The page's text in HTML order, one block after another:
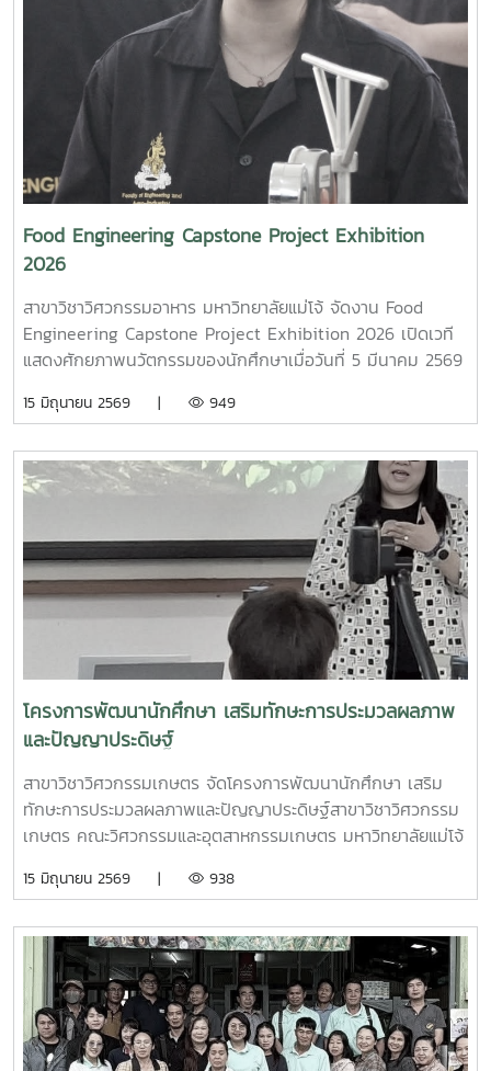
Food Engineering Capstone Project Exhibition
2026
สาขาวิชาวิศวกรรมอาหาร มหาวิทยาลัยแม่โจ้ จัดงาน Food
Engineering Capstone Project Exhibition 2026 เปิดเวที
แสดงศักยภาพนวัตกรรมของนักศึกษาเมื่อวันที่ 5 มีนาคม 2569
มหาวิทยาลัยแม่โจ้ ได้จัดกิจกรรม Food Engineering
อาคารวิศวกรรม เพื่อเปิดเวทีให้นักศึกษาได้นำเสนอผลงานโครง
งานด้านวิศวกรรมอาหารในรูปแบบ นิทรรศการโปสเตอร์ การ
สาธิตต้นแบบนวัตกรรม (Prototype Demonstration) รวมถึง
การนำเสนอแนวคิดเชิงธุรกิจและการแข่งขัน Pitching ของ
นักศึกษาในการนี้ได้รับเกียรติจาก ผู้ช่วยศาสตราจารย์ ดร.นำพร
ปัญโญใหญ่ รองคณบดีฝ่ายวิจัย นวัตกรรม และบริการวิชาการ
คณะวิศวกรรมและอุตสาหกรรมเกษตร มหาวิทยาลัยแม่โจ้ เป็น
ประธานในพิธีเปิด พร้อมทั้งเยี่ยมชมบอร์ดนำเสนอผลงานของ
นักศึกษา ให้คำแนะนำและกำลังใจแก่ผู้เข้าร่วมกิจกรรมนอกจากนี้
ภายในงานยังได้รับเกียรติจากผู้ทรงคุณวุฒิจากภาคอุตสาหกรรม
เข้าร่วมเยี่ยมชมและเป็นคณะกรรมการตัดสินผลงาน ได้แก่ คุณ
กอบกิจ อิสรชีววัฒน์ ประธานหอการค้าจังหวัดเชียงใหม่ และ คุณ
วีระชัย ไชยมงค์ ผู้อำนวยการฝ่ายผลิต บริษัท เบียร์ไทย จำกัด
(มหาชน) ซึ่งได้ร่วมให้ข้อเสนอแนะและแลกเปลี่ยนมุมมองด้าน
อุตสาหกรรมอาหารกับนักศึกษาอย่างใกล้ชิดกิจกรรมดังกล่าว
มุ่งเน้นการบูรณาการองค์ความรู้ทางวิศวกรรมอาหารกับการ
ในภาคอุตสาหกรรม และส่งเสริมการสร้างสรรค์นวัตกรรมด้าน
อาหารในอนาคต โดยภายในงานยังมีการมอบ รางวัลผลงานดี
เด่น ให้แก่ทีมที่มีความโดดเด่นด้านแนวคิด การพัฒนา และ
การนำเสนอผลงาน เพื่อสร้างแรงบันดาลใจและต่อยอดการ
พัฒนานวัตกรรมของนักศึกษาต่อไป.ชมบรรยากาศเพิ่มเติมได้
15 มิถุนายน 2569 | 949
โครงการพัฒนานักศึกษา เสริมทักษะการประมวลผลภาพ
และปัญญาประดิษฐ์
สาขาวิชาวิศวกรรมเกษตร จัดโครงการพัฒนานักศึกษา เสริม
ทักษะการประมวลผลภาพและปัญญาประดิษฐ์สาขาวิชาวิศวกรรม
เกษตร คณะวิศวกรรมและอุตสาหกรรมเกษตร มหาวิทยาลัยแม่โจ้
2568 ภายใต้หัวข้อ “การประยุกต์การประมวลผลภาพและปัญญา
2569 ณ อาคารเรียนรวมและฝึกปฏิบัติทางวิศวกรรมเกษตร
มหาวิทยาลัยแม่โจ้ในการนี้ ได้รับเกียรติจาก ผู้ช่วยศาสตราจารย์
ดร. กาญจนา นาคประสม คณบดีคณะวิศวกรรมและอุตสาหกรรม
เกษตร เป็นประธานในพิธีเปิด พร้อมกล่าวให้โอวาทและเน้นย้ำถึง
ความสำคัญของการบูรณาการองค์ความรู้ด้านเทคโนโลยีดิจิทัล
15 มิถุนายน 2569 | 938